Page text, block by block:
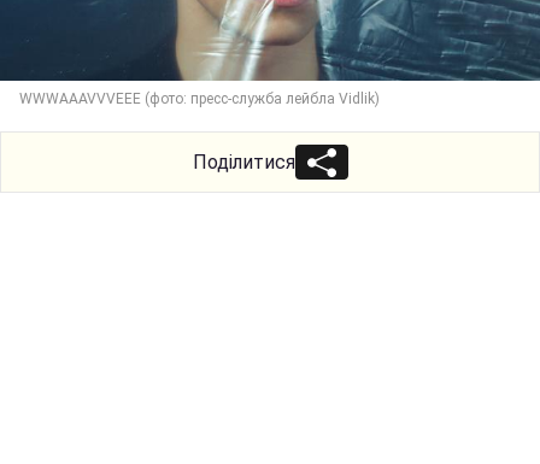
WWWAAAVVVEEE (фото: пресс-служба лейбла Vidlik)
Поділитися